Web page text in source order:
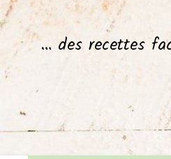
… des recettes